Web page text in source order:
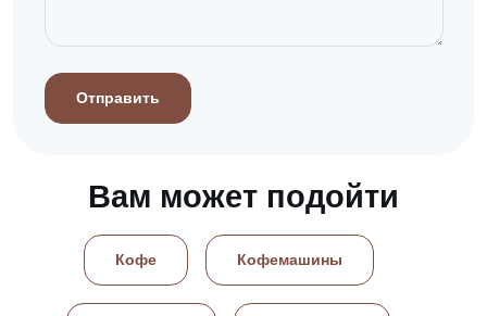
Отправить
Вам может подойти
Кофе Кофемашины